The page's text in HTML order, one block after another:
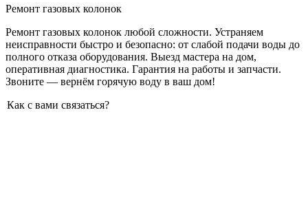
Ремонт газовых колонок
Ремонт газовых колонок любой сложности. Устраняем
неисправности быстро и безопасно: от слабой подачи воды до
полного отказа оборудования. Выезд мастера на дом,
оперативная диагностика. Гарантия на работы и запчасти.
Звоните — вернём горячую воду в ваш дом!
Как с вами связаться?